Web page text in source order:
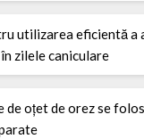
utilizarea eficientă a
zilele caniculare
de oțet de orez se